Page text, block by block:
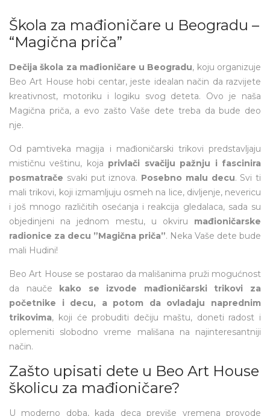
Škola za mađioničare u Beogradu –
“Magična priča”
Dečija škola za mađioničare u Beogradu, koju organizuje
Beo Art House hobi centar, jeste idealan način da razvijete
kreativnost, motoriku i logiku svog deteta. Ovo je naša
Magična priča, a evo zašto Vaše dete treba da bude deo
nje.
Od pamtiveka magija i mađioničarski trikovi predstavljaju
mističnu veštinu, koja privlači svačiju pažnju i fascinira
posmatrače svaki put iznova. Posebno malu decu. Svi ti
mali trikovi, koji izmamljuju osmeh na lice, divljenje, nevericu
i još mnogo različitih osećanja i reakcija gledalaca, sada su
objedinjeni na jednom mestu, u okviru mađioničarske
radionice za decu ”Magična priča”. Neka Vaše dete bude
mali Hudini!
Beo Art House se postarao da mališanima pruži mogućnost
da nauče kako se izvode mađioničarski trikovi za
početnike i decu, a potom da ovladaju naprednim
trikovima, koji će probuditi dečiju maštu, doneti radost i
oplemeniti slobodno vreme mališana na najinteresantniji
način.
Zašto upisati dete u Beo Art House
školicu za mađioničare?
U moderno doba, kada deca previše vremena provode